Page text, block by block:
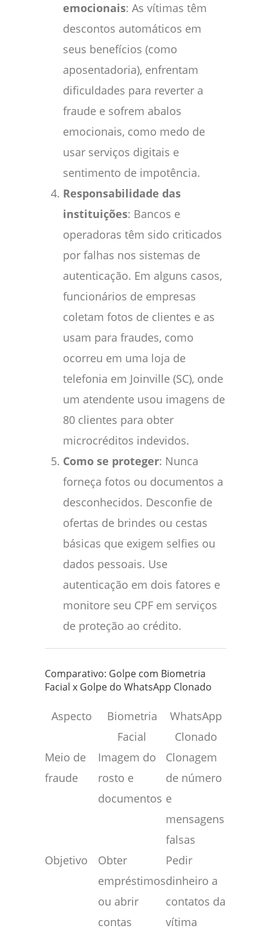
emocionais: As vítimas têm
descontos automáticos em
seus benefícios (como
aposentadoria), enfrentam
dificuldades para reverter a
fraude e sofrem abalos
emocionais, como medo de
usar serviços digitais e
sentimento de impotência.
Responsabilidade das
instituições: Bancos e
operadoras têm sido criticados
por falhas nos sistemas de
autenticação. Em alguns casos,
funcionários de empresas
coletam fotos de clientes e as
usam para fraudes, como
ocorreu em uma loja de
telefonia em Joinville (SC), onde
um atendente usou imagens de
80 clientes para obter
microcréditos indevidos.
Como se proteger: Nunca
forneça fotos ou documentos a
desconhecidos. Desconfie de
ofertas de brindes ou cestas
básicas que exigem selfies ou
dados pessoais. Use
autenticação em dois fatores e
monitore seu CPF em serviços
de proteção ao crédito.
Comparativo: Golpe com Biometria
Facial x Golpe do WhatsApp Clonado
Aspecto
Biometria
Facial
WhatsApp
Clonado
Meio de
fraude
Imagem do
rosto e
documentos
Clonagem
de número
e
mensagens
falsas
Objetivo
Obter
empréstimos
ou abrir
contas
Pedir
dinheiro a
contatos da
vítima